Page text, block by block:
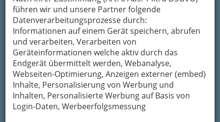
führen wir und unsere Partner folgende
Datenverarbeitungsprozesse durch:
Informationen auf einem Gerät speichern, abrufen
und verarbeiten, Verarbeiten von
Geräteinformationen welche aktiv durch das
Endgerät übermittelt werden, Webanalyse,
Webseiten-Optimierung, Anzeigen externer (embed)
Inhalte, Personalisierung von Werbung und
Inhalten, Personalisierte Werbung auf Basis von
Login-Daten, Werbeerfolgsmessung
Eintrag ändern
GrazGutschein
Kategorien